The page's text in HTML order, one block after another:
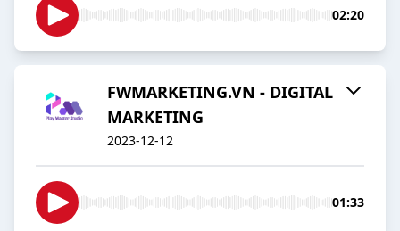
02:20
FWMARKETING.VN - DIGITAL
MARKETING
2023-12-12
01:33